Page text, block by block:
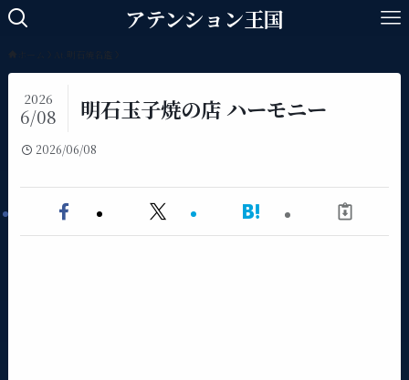
アテンション王国
明石玉子焼の店 ハーモニー
2026
6/08
2026/06/08